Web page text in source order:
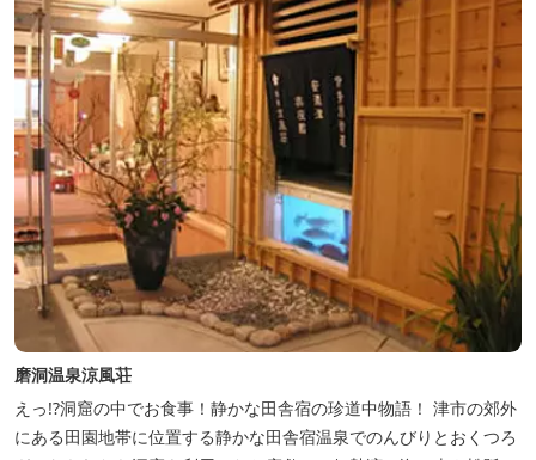
磨洞温泉涼風荘
えっ!?洞窟の中でお食事！静かな田舎宿の珍道中物語！ 津市の郊外
にある田園地帯に位置する静かな田舎宿温泉でのんびりとおくつろ